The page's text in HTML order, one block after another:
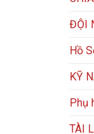
ĐỘI
Hồ
KỸ
Phụ
TÀI